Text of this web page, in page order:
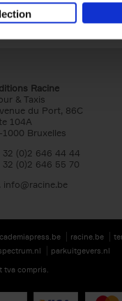
Racine
& Taxis
du Port, 86C
104A
1000 Bruxelles
32 (0)2 646 44 44
32 (0)2 646 55 70
info@racine.be
racine.be
parkuitgevers.nl
tva compris.